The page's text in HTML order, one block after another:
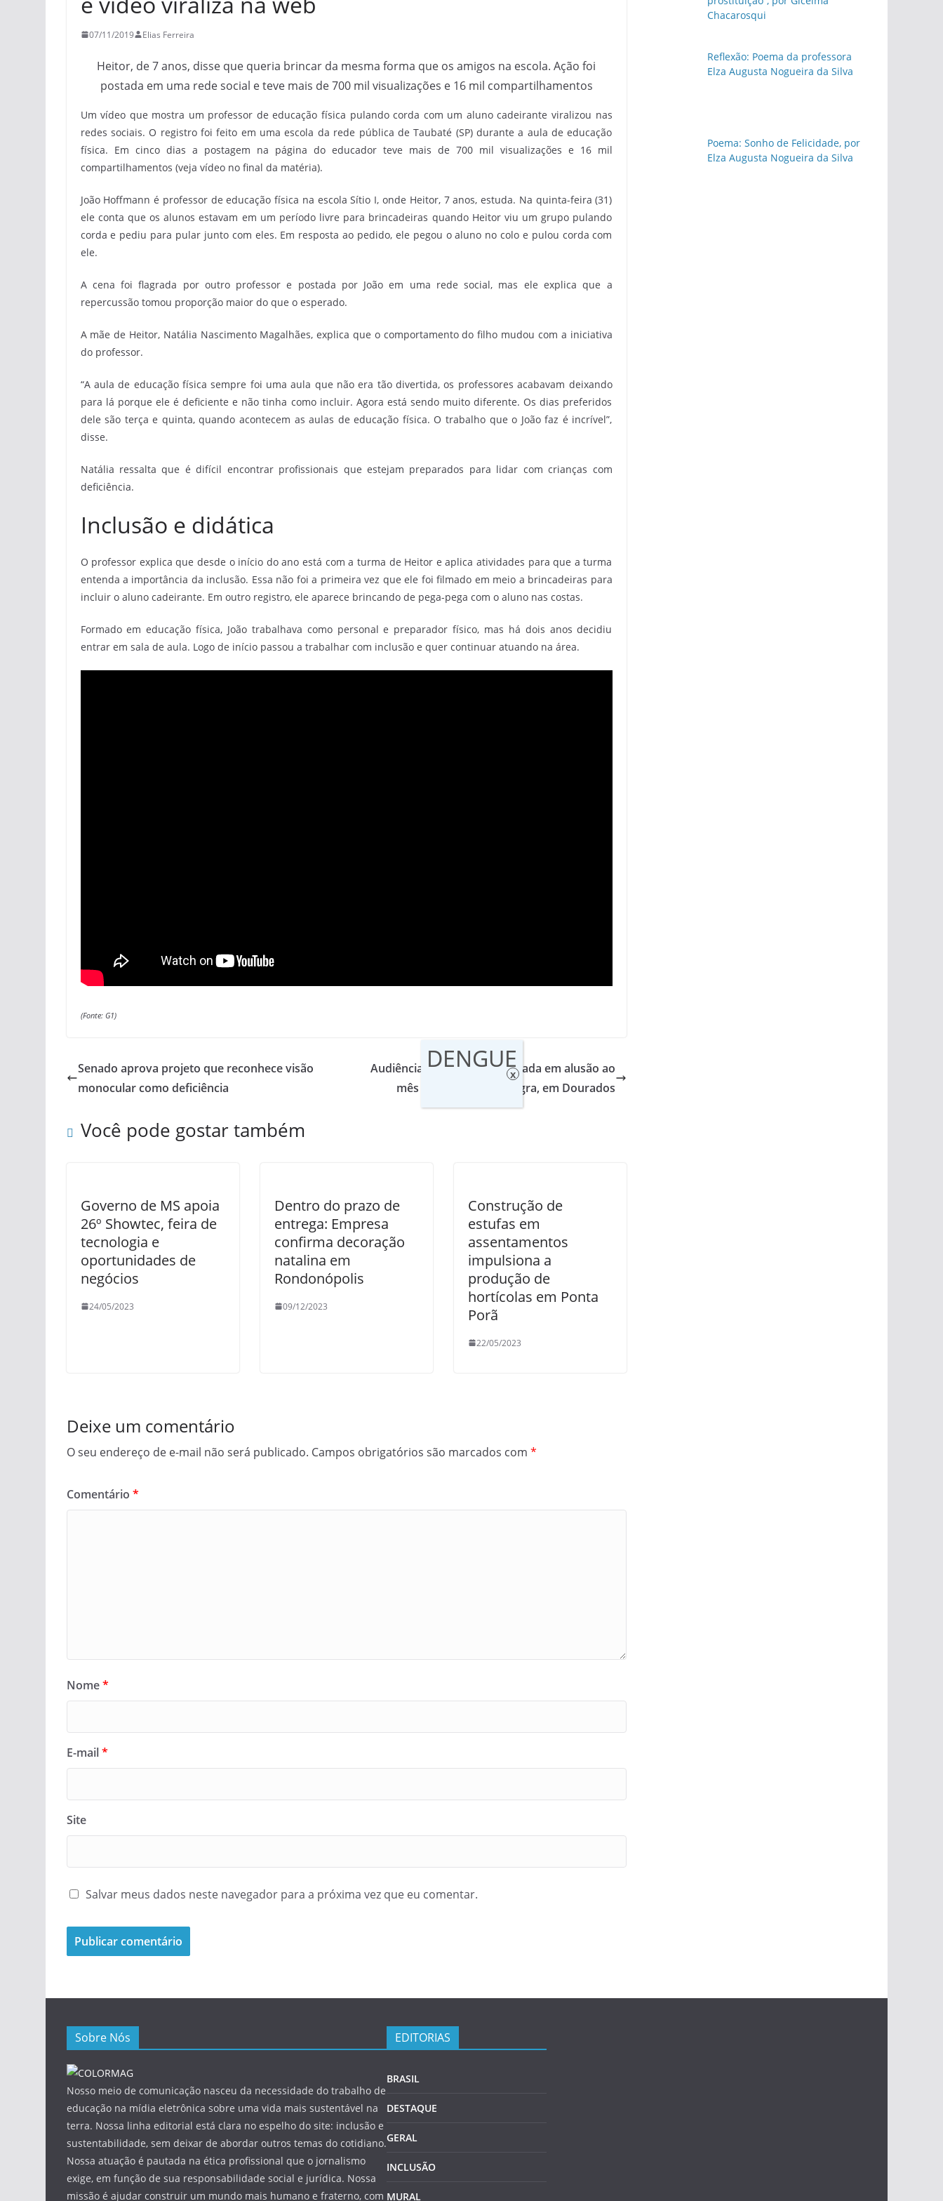
07/11/2019 Elias Ferreira
Heitor, de 7 anos, disse que queria brincar da mesma forma que os amigos na escola. Ação foi
postada em uma rede social e teve mais de 700 mil visualizações e 16 mil compartilhamentos
Um vídeo que mostra um professor de educação física pulando corda com um aluno cadeirante viralizou nas
redes sociais. O registro foi feito em uma escola da rede pública de Taubaté (SP) durante a aula de educação
física. Em cinco dias a postagem na página do educador teve mais de 700 mil visualizações e 16 mil
compartilhamentos (veja vídeo no final da matéria).
João Hoffmann é professor de educação física na escola Sítio I, onde Heitor, 7 anos, estuda. Na quinta-feira (31)
ele conta que os alunos estavam em um período livre para brincadeiras quando Heitor viu um grupo pulando
corda e pediu para pular junto com eles. Em resposta ao pedido, ele pegou o aluno no colo e pulou corda com
ele.
A cena foi flagrada por outro professor e postada por João em uma rede social, mas ele explica que a
repercussão tomou proporção maior do que o esperado.
A mãe de Heitor, Natália Nascimento Magalhães, explica que o comportamento do filho mudou com a iniciativa
do professor.
“A aula de educação física sempre foi uma aula que não era tão divertida, os professores acabavam deixando
para lá porque ele é deficiente e não tinha como incluir. Agora está sendo muito diferente. Os dias preferidos
dele são terça e quinta, quando acontecem as aulas de educação física. O trabalho que o João faz é incrível”,
disse.
Natália ressalta que é difícil encontrar profissionais que estejam preparados para lidar com crianças com
deficiência.
Inclusão e didática
O professor explica que desde o início do ano está com a turma de Heitor e aplica atividades para que a turma
entenda a importância da inclusão. Essa não foi a primeira vez que ele foi filmado em meio a brincadeiras para
incluir o aluno cadeirante. Em outro registro, ele aparece brincando de pega-pega com o aluno nas costas.
Formado em educação física, João trabalhava como personal e preparador físico, mas há dois anos decidiu
entrar em sala de aula. Logo de início passou a trabalhar com inclusão e quer continuar atuando na área.
(Fonte: G1)
Senado aprova projeto que reconhece visão
monocular como deficiência
Audiência pública será realizada em alusão ao
mês da Consciência Negra, em Dourados
Você pode gostar também
Governo de MS apoia
26º Showtec, feira de
tecnologia e
oportunidades de
negócios
24/05/2023
Dentro do prazo de
entrega: Empresa
confirma decoração
natalina em
Rondonópolis
09/12/2023
Construção de
estufas em
assentamentos
impulsiona a
produção de
hortícolas em Ponta
Porã
22/05/2023
Deixe um comentário
O seu endereço de e-mail não será publicado. Campos obrigatórios são marcados com *
Comentário *
Nome*
E-mail*
Site
Salvar meus dados neste navegador para a próxima vez que eu comentar.
Chacarosqui
Reflexão: Poema da professora
Elza Augusta Nogueira da Silva
Poema: Sonho de Felicidade, por
Elza Augusta Nogueira da Silva
Sobre Nós
Nosso meio de comunicação nasceu da necessidade do trabalho de
educação na mídia eletrônica sobre uma vida mais sustentável na
terra. Nossa linha editorial está clara no espelho do site: inclusão e
sustentabilidade, sem deixar de abordar outros temas do cotidiano.
Nossa atuação é pautada na ética profissional que o jornalismo
exige, em função de sua responsabilidade social e jurídica. Nossa
missão é ajudar construir um mundo mais humano e fraterno, com
EDITORIAS
BRASIL
DESTAQUE
GERAL
INCLUSÃO
MURAL
DENGUE
x